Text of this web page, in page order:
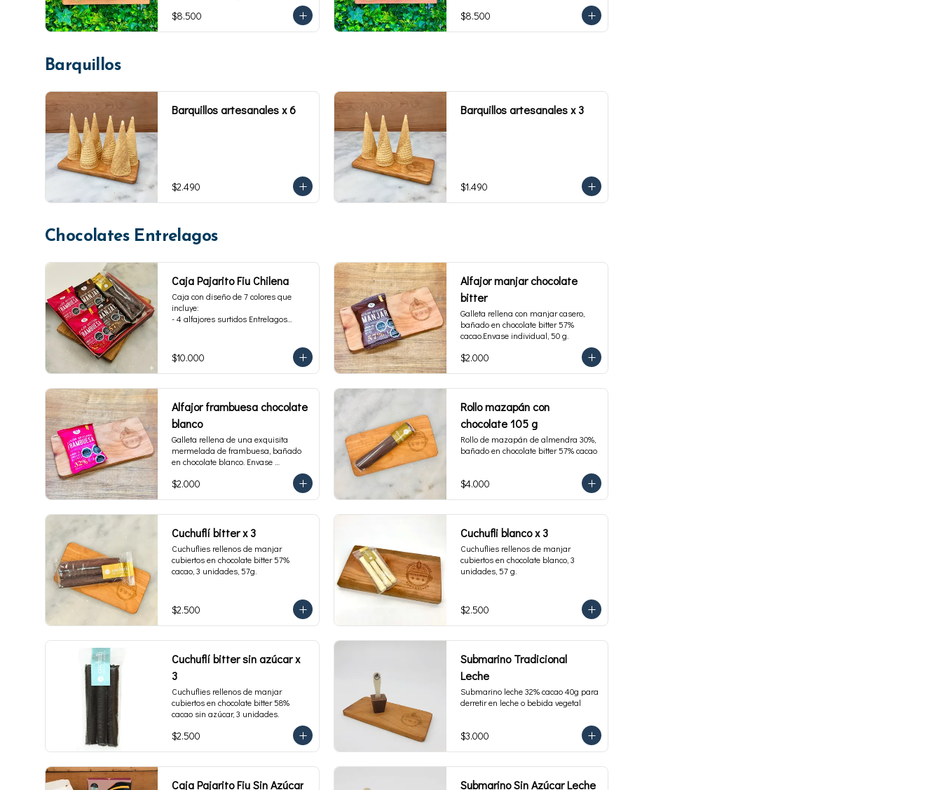
familiar 473 ml. Rinde 4 porciones.
$8.500 $8.500
Barquillos
Barquillos artesanales x 6
$2.490
Barquillos artesanales x 3
$1.490
Chocolates Entrelagos
Caja Pajarito Fiu Chilena
Caja con diseño de 7 colores que
incluye:
- 4 alfajores surtidos Entrelagos
$10.000
Alfajor manjar chocolate
bitter
Galleta rellena con manjar casero,
bañado en chocolate bitter 57%
cacao.Envase individual, 50 g.
$2.000
Alfajor frambuesa chocolate
blanco
Galleta rellena de una exquisita
mermelada de frambuesa, bañado
en chocolate blanco. Envase
$2.000
Rollo mazapán con
chocolate 105 g
Rollo de mazapán de almendra 30%,
bañado en chocolate bitter 57% cacao
$4.000
Cuchuflí bitter x 3
Cuchuflies rellenos de manjar
cubiertos en chocolate bitter 57%
cacao, 3 unidades, 57g.
$2.500
Cuchufli blanco x 3
Cuchuflies rellenos de manjar
cubiertos en chocolate blanco, 3
unidades, 57 g.
$2.500
Cuchuflí bitter sin azúcar x
3
Cuchuflies rellenos de manjar
cubiertos en chocolate bitter 58%
cacao sin azúcar, 3 unidades.
$2.500
Submarino Tradicional
Leche
Submarino leche 32% cacao 40g para
derretir en leche o bebida vegetal
$3.000
Caja Pajarito Fiu Sin Azúcar Submarino Sin Azúcar Leche